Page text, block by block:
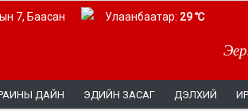
7, Баасан Улаанбаатар: 29 ℃
ДАЙН ЭДИЙН ЗАСАГ ДЭЛХИЙ